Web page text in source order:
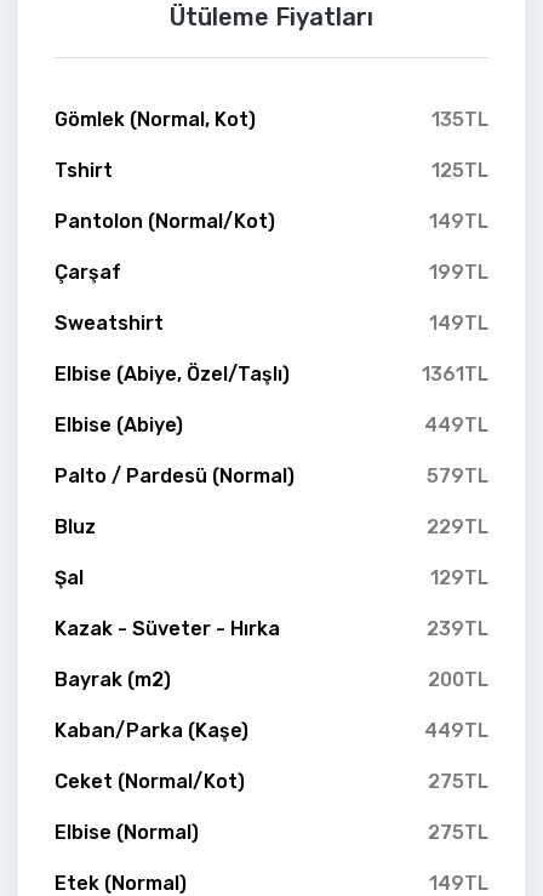
Ütüleme Fiyatları
Gömlek (Normal, Kot) 135TL
Tshirt 125TL
Pantolon (Normal/Kot) 149TL
Çarşaf 199TL
Sweatshirt 149TL
Elbise (Abiye, Özel/Taşlı) 1361TL
Elbise (Abiye) 449TL
Palto / Pardesü (Normal) 579TL
Bluz 229TL
Şal 129TL
Kazak - Süveter - Hırka 239TL
Bayrak (m2) 200TL
Kaban/Parka (Kaşe) 449TL
Ceket (Normal/Kot) 275TL
Elbise (Normal) 275TL
Etek (Normal) 149TL